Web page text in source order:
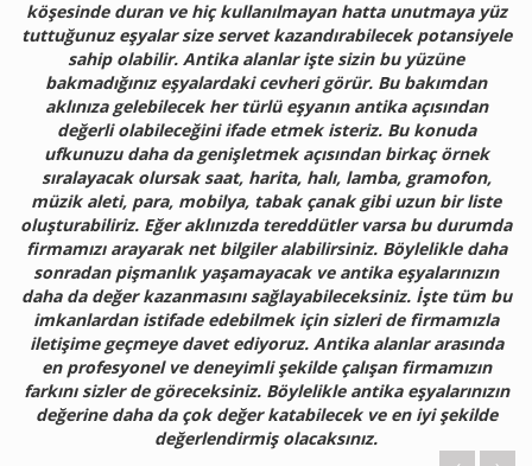
köşesinde duran ve hiç kullanılmayan hatta unutmaya yüz
tuttuğunuz eşyalar size servet kazandırabilecek potansiyele
sahip olabilir. Antika alanlar işte sizin bu yüzüne
bakmadığınız eşyalardaki cevheri görür. Bu bakımdan
aklınıza gelebilecek her türlü eşyanın antika açısından
değerli olabileceğini ifade etmek isteriz. Bu konuda
ufkunuzu daha da genişletmek açısından birkaç örnek
sıralayacak olursak saat, harita, halı, lamba, gramofon,
müzik aleti, para, mobilya, tabak çanak gibi uzun bir liste
oluşturabiliriz. Eğer aklınızda tereddütler varsa bu durumda
firmamızı arayarak net bilgiler alabilirsiniz. Böylelikle daha
sonradan pişmanlık yaşamayacak ve antika eşyalarınızın
daha da değer kazanmasını sağlayabileceksiniz. İşte tüm bu
imkanlardan istifade edebilmek için sizleri de firmamızla
iletişime geçmeye davet ediyoruz. Antika alanlar arasında
en profesyonel ve deneyimli şekilde çalışan firmamızın
farkını sizler de göreceksiniz. Böylelikle antika eşyalarınızın
değerine daha da çok değer katabilecek ve en iyi şekilde
değerlendirmiş olacaksınız.